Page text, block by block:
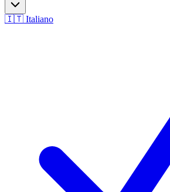
🇮🇹 Italiano